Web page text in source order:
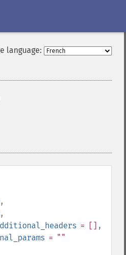
language:
,
,
= [] ,
= ""